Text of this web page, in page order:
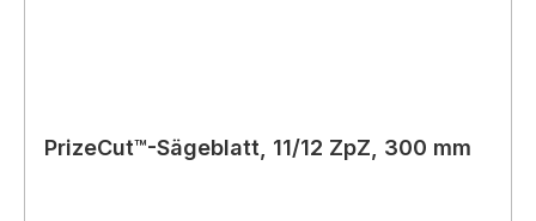
PrizeCut™-Sägeblatt, 11/12 ZpZ, 300 mm